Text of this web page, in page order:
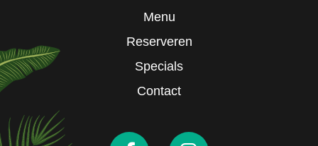
Menu
Reserveren
Specials
Contact